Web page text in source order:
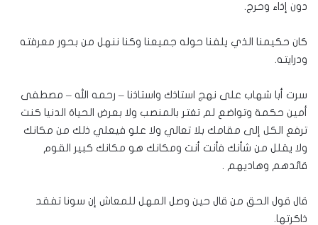
دون إذاء وحرج.
كان حكيمنا الذي يلفنا حوله جميعنا وكنا ننهل من بحور معرفته
ودرايته.
سرت أبا شهاب على نهج استاذك واستاذنا – رحمه الله – مصطفى
أمين حكمة وتواضع لم تغتر بالمنصب ولا بعرض الحياة الدنيا كنت
ترفع الكل إلى مقامك بلا تعالي ولا علو فيعلي ذلك من مكانك
ولا يقلل من شأنك فأنت أنت ومكانك هو مكانك كبير القوم
قائدهم وهاديهم .
قال قول الحق من قال حين وصل المهل للمعاش إن سونا تفقد
ذاكرتها.